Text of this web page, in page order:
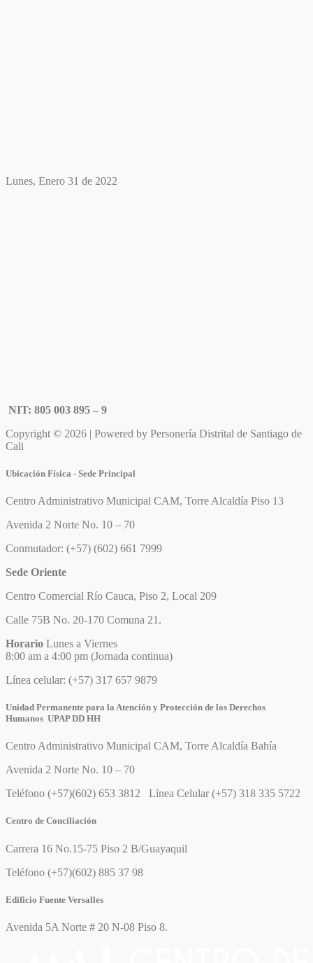
Lunes, Enero 31 de 2022
NIT: 805 003 895 – 9
Copyright © 2026 | Powered by Personería Distrital de Santiago de
Cali
Ubicación Física - Sede Principal
Centro Administrativo Municipal CAM, Torre Alcaldía Piso 13
Avenida 2 Norte No. 10 – 70
Conmutador: (+57) (602) 661 7999
Sede Oriente
Centro Comercial Río Cauca, Piso 2, Local 209
Calle 75B No. 20-170 Comuna 21.
Horario Lunes a Viernes
8:00 am a 4:00 pm (Jornada continua)
Línea celular: (+57) 317 657 9879
Unidad Permanente para la Atención y Protección de los Derechos
Humanos UPAP DD HH
Centro Administrativo Municipal CAM, Torre Alcaldía Bahía
Avenida 2 Norte No. 10 – 70
Teléfono (+57)(602) 653 3812 Línea Celular (+57) 318 335 5722
Centro de Conciliación
Carrera 16 No.15-75 Piso 2 B/Guayaquil
Teléfono (+57)(602) 885 37 98
Edificio Fuente Versalles
Avenida 5A Norte # 20 N-08 Piso 8.